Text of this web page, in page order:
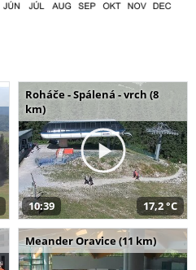
Roháče - Spálená - vrch (8
km)
10:39 17,2 °C
Meander Oravice (11 km)